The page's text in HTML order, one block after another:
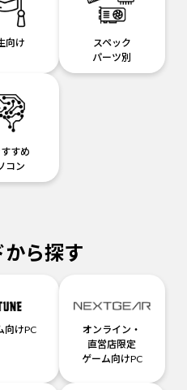
向け
スペック
パーツ別
すめ
コン
から探す
向けPC
オンライン・
直営店限定
ゲーム向けPC